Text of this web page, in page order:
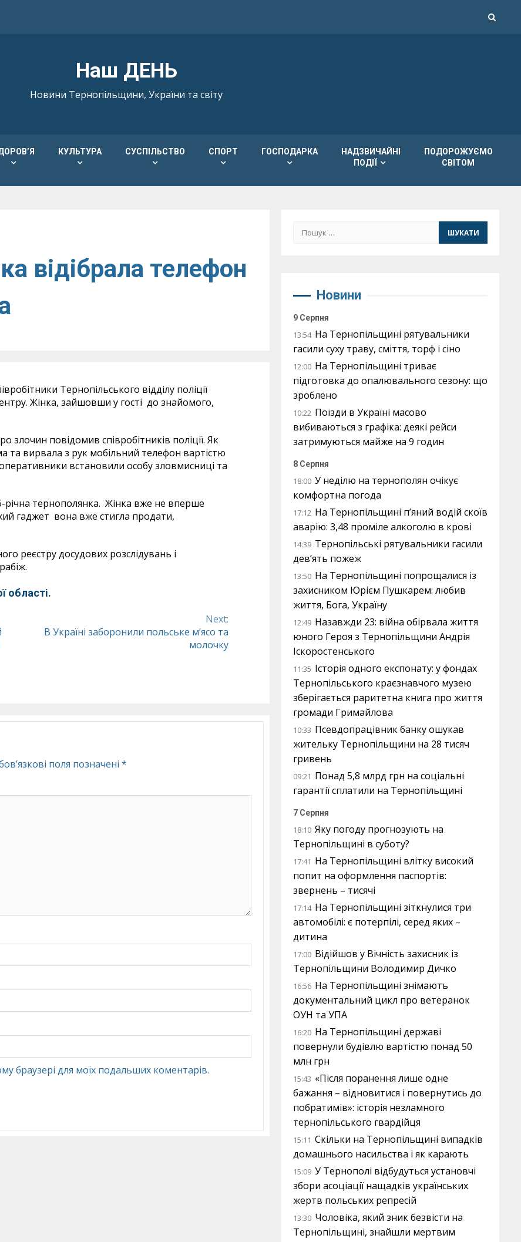
Наш ДЕНЬ
Новини Тернопільщини, України та світу
КУЛЬТУРА СУСПІЛЬСТВО СПОРТ ГОСПОДАРКА
НАДЗВИЧАЙНІ
ПОДІЇ
ПОДОРОЖУЄМО
СВІТОМ
відібрала телефон
Тернопільського відділу поліції
Жінка, зайшовши у гості до знайомого,
повідомив співробітників поліції. Як
вирвала з рук мобільний телефон вартістю
встановили особу зловмисниці та
тернополянка. Жінка вже не вперше
гаджет вона вже стигла продати,
реєстру досудових розслідувань і
області.
Next:
В Україні заборонили польське м’ясо та
молочку
поля позначені *
браузері для моїх подальших коментарів.
Пошук:
Новини
9 Серпня
13:54 На Тернопільщині рятувальники
гасили суху траву, сміття, торф і сіно
12:00 На Тернопільщині триває
підготовка до опалювального сезону: що
зроблено
10:22 Поїзди в Україні масово
вибиваються з графіка: деякі рейси
затримуються майже на 9 годин
8 Серпня
18:00 У неділю на тернополян очікує
комфортна погода
17:12 На Тернопільщині п’яний водій скоїв
аварію: 3,48 проміле алкоголю в крові
14:39 Тернопільські рятувальники гасили
дев’ять пожеж
13:50 На Тернопільщині попрощалися із
захисником Юрієм Пушкарем: любив
життя, Бога, Україну
12:49 Назавжди 23: війна обірвала життя
юного Героя з Тернопільщини Андрія
Іскоростенського
11:35 Історія одного експонату: у фондах
Тернопільського краєзнавчого музею
зберігається раритетна книга про життя
громади Гримайлова
10:33 Псевдопрацівник банку ошукав
жительку Тернопільщини на 28 тисяч
гривень
09:21 Понад 5,8 млрд грн на соціальні
гарантії сплатили на Тернопільщині
7 Серпня
18:10 Яку погоду прогнозують на
Тернопільщині в суботу?
17:41 На Тернопільщині влітку високий
попит на оформлення паспортів:
звернень – тисячі
17:14 На Тернопільщині зіткнулися три
автомобілі: є потерпілі, серед яких –
дитина
17:00 Відійшов у Вічність захисник із
Тернопільщини Володимир Дичко
16:56 На Тернопільщині знімають
документальний цикл про ветеранок
ОУН та УПА
16:20 На Тернопільщині державі
повернули будівлю вартістю понад 50
млн грн
15:43 «Після поранення лише одне
бажання – відновитися і повернутись до
побратимів»: історія незламного
тернопільського гвардійця
15:11 Скільки на Тернопільщині випадків
домашнього насильства і як карають
15:09 У Тернополі відбудуться установчі
збори асоціації нащадків українських
жертв польських репресій
13:30 Чоловіка, який зник безвісти на
Тернопільщині, знайшли мертвим